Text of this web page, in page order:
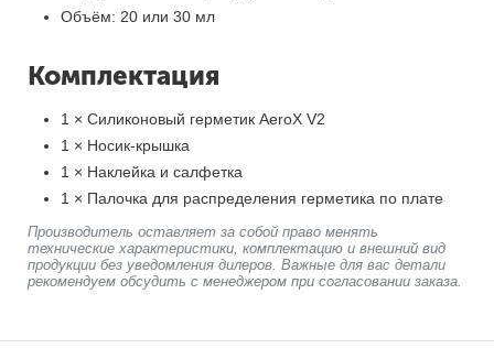
Объём: 20 или 30 мл
Комплектация
1 × Силиконовый герметик AeroX V2
1 × Носик-крышка
1 × Наклейка и салфетка
1 × Палочка для распределения герметика по плате
Производитель оставляет за собой право менять
технические характеристики, комплектацию и внешний вид
продукции без уведомления дилеров. Важные для вас детали
рекомендуем обсудить с менеджером при согласовании заказа.